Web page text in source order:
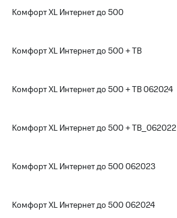
Комфорт XL Интернет до 500
Комфорт XL Интернет до 500 + ТВ
Комфорт XL Интернет до 500 + ТВ 062024
Комфорт XL Интернет до 500 + ТВ_062022
Комфорт XL Интернет до 500 062023
Комфорт XL Интернет до 500 062024